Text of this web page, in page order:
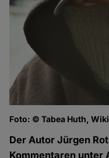
Foto: © Tabea Huth,
Der Autor Jürgen
Kommentaren unter